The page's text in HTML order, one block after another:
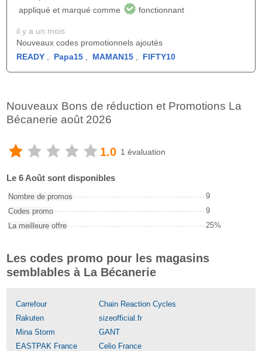
appliqué et marqué comme
fonctionnant
il y a un mois
Nouveaux codes promotionnels ajoutés
READY
Papa15 MAMAN15 FIFTY10
Nouveaux Bons de réduction et Promotions La
Bécanerie août 2026
1.0 1 évaluation
Le 6 Août sont disponibles
Nombre de promos
9
Codes promo
9
La meilleure offre
25%
Les codes promo pour les magasins
semblables à La Bécanerie
Carrefour
Chain Reaction Cycles
Rakuten
sizeofficial.fr
Mina Storm
GANT
EASTPAK France
Celio France